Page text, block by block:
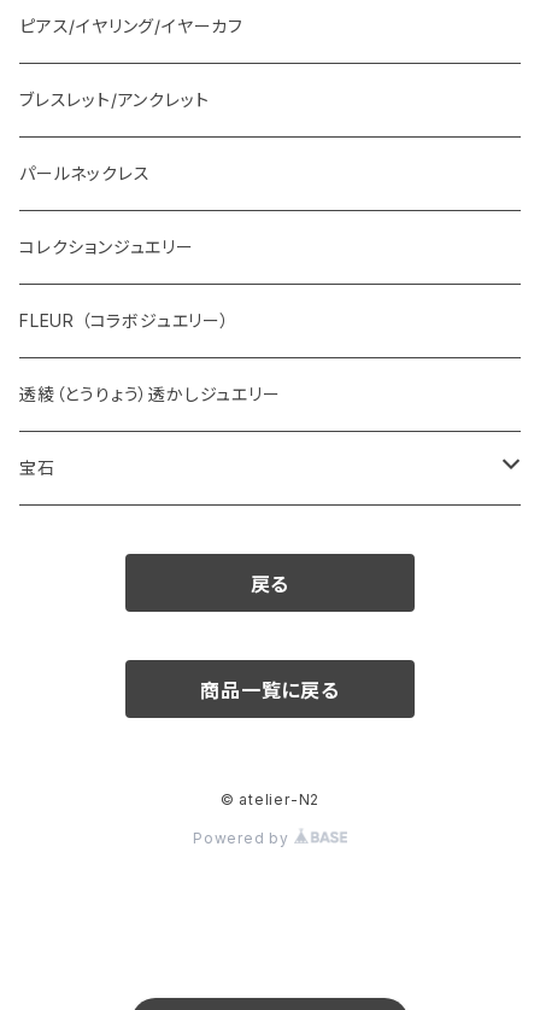
ピアス/イヤリング/イヤーカフ
ブレスレット/アンクレット
パールネックレス
コレクションジュエリー
FLEUR （コラボジュエリー）
透綾（とうりょう）透かしジュエリー
宝石
カラーストーン
戻る
商品一覧に戻る
© atelier-N2
Powered by